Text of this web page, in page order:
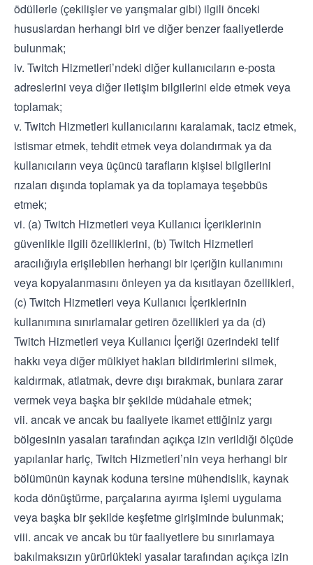
ödüllerle (çekilişler ve yarışmalar gibi) ilgili önceki
hususlardan herhangi biri ve diğer benzer faaliyetlerde
bulunmak;
iv. Twitch Hizmetleri’ndeki diğer kullanıcıların e-posta
adreslerini veya diğer iletişim bilgilerini elde etmek veya
toplamak;
v. Twitch Hizmetleri kullanıcılarını karalamak, taciz etmek,
istismar etmek, tehdit etmek veya dolandırmak ya da
kullanıcıların veya üçüncü tarafların kişisel bilgilerini
rızaları dışında toplamak ya da toplamaya teşebbüs
etmek;
vi. (a) Twitch Hizmetleri veya Kullanıcı İçeriklerinin
güvenlikle ilgili özelliklerini, (b) Twitch Hizmetleri
aracılığıyla erişilebilen herhangi bir içeriğin kullanımını
veya kopyalanmasını önleyen ya da kısıtlayan özellikleri,
(c) Twitch Hizmetleri veya Kullanıcı İçeriklerinin
kullanımına sınırlamalar getiren özellikleri ya da (d)
Twitch Hizmetleri veya Kullanıcı İçeriği üzerindeki telif
hakkı veya diğer mülkiyet hakları bildirimlerini silmek,
kaldırmak, atlatmak, devre dışı bırakmak, bunlara zarar
vermek veya başka bir şekilde müdahale etmek;
vii. ancak ve ancak bu faaliyete ikamet ettiğiniz yargı
bölgesinin yasaları tarafından açıkça izin verildiği ölçüde
yapılanlar hariç, Twitch Hizmetleri’nin veya herhangi bir
bölümünün kaynak koduna tersine mühendislik, kaynak
koda dönüştürme, parçalarına ayırma işlemi uygulama
veya başka bir şekilde keşfetme girişiminde bulunmak;
viii. ancak ve ancak bu tür faaliyetlere bu sınırlamaya
bakılmaksızın yürürlükteki yasalar tarafından açıkça izin